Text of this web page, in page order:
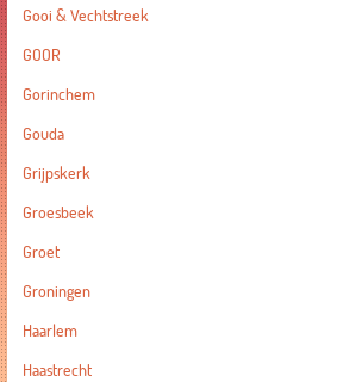
Gooi & Vechtstreek
GOOR
Gorinchem
Gouda
Grijpskerk
Groesbeek
Groet
Groningen
Haarlem
Haastrecht